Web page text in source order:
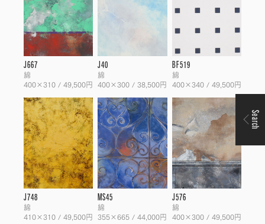
J667
綿
400×310 / 49,500円
J40
綿
400×300 / 38,500円
BF519
綿
400×340 / 49,500円
J748
綿
410×310 / 49,500円
MS45
綿
355×665 / 44,000円
J576
綿
400×300 / 49,500円
Search